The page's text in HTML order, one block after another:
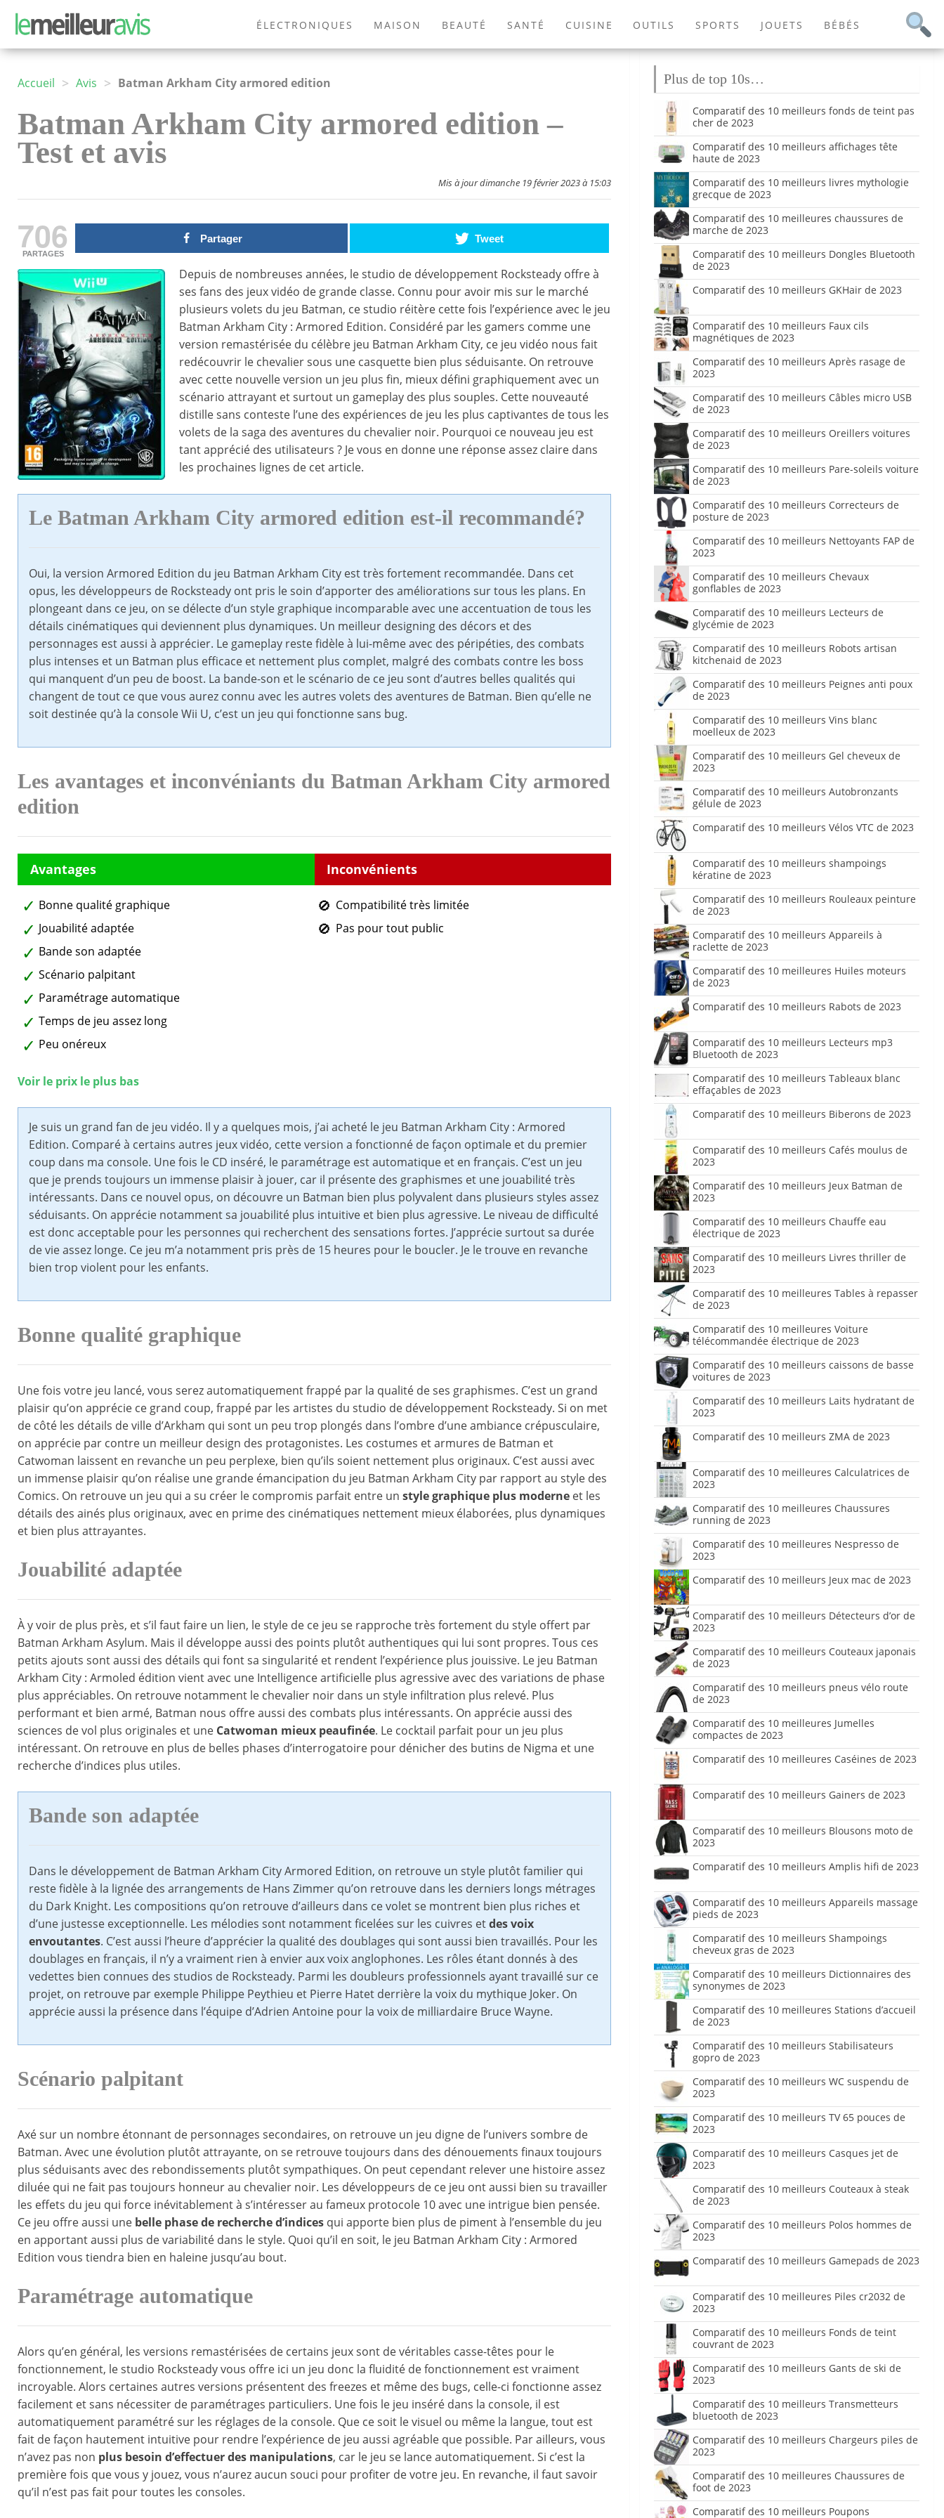
ÉLECTRONIQUES MAISON BEAUTÉ SANTÉ CUISINE OUTILS SPORTS JOUETS BÉBÉS
MODE EXTÉRIEUR ANIMAUX JEUX VIDÉOS LIVRES
Accueil > Avis > Batman Arkham City armored edition
Batman Arkham City armored edition –
Test et avis
Mis à jour dimanche 19 février 2023 à 15:03
706
PARTAGES
Partager Tweet
Depuis de nombreuses années, le studio de développement Rocksteady offre à
ses fans des jeux vidéo de grande classe. Connu pour avoir mis sur le marché
plusieurs volets du jeu Batman, ce studio réitère cette fois l’expérience avec le jeu
Batman Arkham City : Armored Edition. Considéré par les gamers comme une
version remastérisée du célèbre jeu Batman Arkham City, ce jeu vidéo nous fait
redécouvrir le chevalier sous une casquette bien plus séduisante. On retrouve
avec cette nouvelle version un jeu plus fin, mieux défini graphiquement avec un
scénario attrayant et surtout un gameplay des plus souples. Cette nouveauté
distille sans conteste l’une des expériences de jeu les plus captivantes de tous les
volets de la saga des aventures du chevalier noir. Pourquoi ce nouveau jeu est
tant apprécié des utilisateurs ? Je vous en donne une réponse assez claire dans
les prochaines lignes de cet article.
Le Batman Arkham City armored edition est-il recommandé?
Oui, la version Armored Edition du jeu Batman Arkham City est très fortement recommandée. Dans cet
opus, les développeurs de Rocksteady ont pris le soin d’apporter des améliorations sur tous les plans. En
plongeant dans ce jeu, on se délecte d’un style graphique incomparable avec une accentuation de tous les
détails cinématiques qui deviennent plus dynamiques. Un meilleur designing des décors et des
personnages est aussi à apprécier. Le gameplay reste fidèle à lui-même avec des péripéties, des combats
plus intenses et un Batman plus efficace et nettement plus complet, malgré des combats contre les boss
qui manquent d’un peu de boost. La bande-son et le scénario de ce jeu sont d’autres belles qualités qui
changent de tout ce que vous aurez connu avec les autres volets des aventures de Batman. Bien qu’elle ne
soit destinée qu’à la console Wii U, c’est un jeu qui fonctionne sans bug.
Les avantages et inconvéniants du Batman Arkham City armored
edition
Bonne qualité graphique
Jouabilité adaptée
Bande son adaptée
Scénario palpitant
Paramétrage automatique
Temps de jeu assez long
Peu onéreux
Compatibilité très limitée
Pas pour tout public
Voir le prix le plus bas
Je suis un grand fan de jeu vidéo. Il y a quelques mois, j’ai acheté le jeu Batman Arkham City : Armored
Edition. Comparé à certains autres jeux vidéo, cette version a fonctionné de façon optimale et du premier
coup dans ma console. Une fois le CD inséré, le paramétrage est automatique et en français. C’est un jeu
que je prends toujours un immense plaisir à jouer, car il présente des graphismes et une jouabilité très
intéressants. Dans ce nouvel opus, on découvre un Batman bien plus polyvalent dans plusieurs styles assez
séduisants. On apprécie notamment sa jouabilité plus intuitive et bien plus agressive. Le niveau de difficulté
est donc acceptable pour les personnes qui recherchent des sensations fortes. J’apprécie surtout sa durée
de vie assez longe. Ce jeu m’a notamment pris près de 15 heures pour le boucler. Je le trouve en revanche
bien trop violent pour les enfants.
Bonne qualité graphique
Une fois votre jeu lancé, vous serez automatiquement frappé par la qualité de ses graphismes. C’est un grand
plaisir qu’on apprécie ce grand coup, frappé par les artistes du studio de développement Rocksteady. Si on met
de côté les détails de ville d’Arkham qui sont un peu trop plongés dans l’ombre d’une ambiance crépusculaire,
on apprécie par contre un meilleur design des protagonistes. Les costumes et armures de Batman et
Catwoman laissent en revanche un peu perplexe, bien qu’ils soient nettement plus originaux. C’est aussi avec
un immense plaisir qu’on réalise une grande émancipation du jeu Batman Arkham City par rapport au style des
Comics. On retrouve un jeu qui a su créer le compromis parfait entre un style graphique plus moderne et les
détails des ainés plus originaux, avec en prime des cinématiques nettement mieux élaborées, plus dynamiques
et bien plus attrayantes.
Jouabilité adaptée
À y voir de plus près, et s’il faut faire un lien, le style de ce jeu se rapproche très fortement du style offert par
Batman Arkham Asylum. Mais il développe aussi des points plutôt authentiques qui lui sont propres. Tous ces
petits ajouts sont aussi des détails qui font sa singularité et rendent l’expérience plus jouissive. Le jeu Batman
Arkham City : Armoled édition vient avec une Intelligence artificielle plus agressive avec des variations de phase
plus appréciables. On retrouve notamment le chevalier noir dans un style infiltration plus relevé. Plus
performant et bien armé, Batman nous offre aussi des combats plus intéressants. On apprécie aussi des
sciences de vol plus originales et une Catwoman mieux peaufinée. Le cocktail parfait pour un jeu plus
intéressant. On retrouve en plus de belles phases d’interrogatoire pour dénicher des butins de Nigma et une
recherche d’indices plus utiles.
Bande son adaptée
Dans le développement de Batman Arkham City Armored Edition, on retrouve un style plutôt familier qui
reste fidèle à la lignée des arrangements de Hans Zimmer qu’on retrouve dans les derniers longs métrages
du Dark Knight. Les compositions qu’on retrouve d’ailleurs dans ce volet se montrent bien plus riches et
d’une justesse exceptionnelle. Les mélodies sont notamment ficelées sur les cuivres etdes voix
envoutantes. C’est aussi l’heure d’apprécier la qualité des doublages qui sont aussi bien travaillés. Pour les
doublages en français, il n’y a vraiment rien à envier aux voix anglophones. Les rôles étant donnés à des
vedettes bien connues des studios de Rocksteady. Parmi les doubleurs professionnels ayant travaillé sur ce
projet, on retrouve par exemple Philippe Peythieu et Pierre Hatet derrière la voix du mythique Joker. On
apprécie aussi la présence dans l’équipe d’Adrien Antoine pour la voix de milliardaire Bruce Wayne.
Scénario palpitant
Axé sur un nombre étonnant de personnages secondaires, on retrouve un jeu digne de l’univers sombre de
Batman. Avec une évolution plutôt attrayante, on se retrouve toujours dans des dénouements finaux toujours
plus séduisants avec des rebondissements plutôt sympathiques. On peut cependant relever une histoire assez
diluée qui ne fait pas toujours honneur au chevalier noir. Les développeurs de ce jeu ont aussi bien su travailler
les effets du jeu qui force inévitablement à s’intéresser au fameux protocole 10 avec une intrigue bien pensée.
Ce jeu offre aussi une belle phase de recherche d’indices qui apporte bien plus de piment à l’ensemble du jeu
en apportant aussi plus de variabilité dans le style. Quoi qu’il en soit, le jeu Batman Arkham City : Armored
Edition vous tiendra bien en haleine jusqu’au bout.
Paramétrage automatique
Alors qu’en général, les versions remastérisées de certains jeux sont de véritables casse-têtes pour le
fonctionnement, le studio Rocksteady vous offre ici un jeu donc la fluidité de fonctionnement est vraiment
incroyable. Alors certaines autres versions présentent des freezes et même des bugs, celle-ci fonctionne assez
facilement et sans nécessiter de paramétrages particuliers. Une fois le jeu inséré dans la console, il est
automatiquement paramétré sur les réglages de la console. Que ce soit le visuel ou même la langue, tout est
fait de façon hautement intuitive pour rendre l’expérience de jeu aussi agréable que possible. Par ailleurs, vous
n’avez pas non plus besoin d’effectuer des manipulations, car le jeu se lance automatiquement. Si c’est la
première fois que vous y jouez, vous n’aurez aucun souci pour profiter de votre jeu. En revanche, il faut savoir
qu’il n’est pas fait pour toutes les consoles.
Plus de top 10s…
Comparatif des 10 meilleurs fonds de teint pas
cher de 2023
Comparatif des 10 meilleurs affichages tête
haute de 2023
Comparatif des 10 meilleurs livres mythologie
grecque de 2023
Comparatif des 10 meilleures chaussures de
marche de 2023
Comparatif des 10 meilleurs Dongles Bluetooth
de 2023
Comparatif des 10 meilleurs GKHair de 2023
Comparatif des 10 meilleurs Faux cils
magnétiques de 2023
Comparatif des 10 meilleurs Après rasage de
2023
Comparatif des 10 meilleurs Câbles micro USB
de 2023
Comparatif des 10 meilleurs Oreillers voitures
de 2023
Comparatif des 10 meilleurs Pare-soleils voiture
de 2023
Comparatif des 10 meilleurs Correcteurs de
posture de 2023
Comparatif des 10 meilleurs Nettoyants FAP de
2023
Comparatif des 10 meilleurs Chevaux
gonflables de 2023
Comparatif des 10 meilleurs Lecteurs de
glycémie de 2023
Comparatif des 10 meilleurs Robots artisan
kitchenaid de 2023
Comparatif des 10 meilleurs Peignes anti poux
de 2023
Comparatif des 10 meilleurs Vins blanc
moelleux de 2023
Comparatif des 10 meilleurs Gel cheveux de
2023
Comparatif des 10 meilleurs Autobronzants
gélule de 2023
Comparatif des 10 meilleurs Vélos VTC de 2023
Comparatif des 10 meilleurs shampoings
kératine de 2023
Comparatif des 10 meilleurs Rouleaux peinture
de 2023
Comparatif des 10 meilleurs Appareils à
raclette de 2023
Comparatif des 10 meilleures Huiles moteurs
de 2023
Comparatif des 10 meilleurs Rabots de 2023
Comparatif des 10 meilleurs Lecteurs mp3
Bluetooth de 2023
Comparatif des 10 meilleurs Tableaux blanc
effaçables de 2023
Comparatif des 10 meilleurs Biberons de 2023
Comparatif des 10 meilleurs Cafés moulus de
2023
Comparatif des 10 meilleurs Jeux Batman de
2023
Comparatif des 10 meilleurs Chauffe eau
électrique de 2023
Comparatif des 10 meilleurs Livres thriller de
2023
Comparatif des 10 meilleures Tables à repasser
de 2023
Comparatif des 10 meilleures Voiture
télécommandée électrique de 2023
Comparatif des 10 meilleurs caissons de basse
voitures de 2023
Comparatif des 10 meilleurs Laits hydratant de
2023
Comparatif des 10 meilleurs ZMA de 2023
Comparatif des 10 meilleures Calculatrices de
2023
Comparatif des 10 meilleures Chaussures
running de 2023
Comparatif des 10 meilleures Nespresso de
2023
Comparatif des 10 meilleurs Jeux mac de 2023
Comparatif des 10 meilleurs Détecteurs d’or de
2023
Comparatif des 10 meilleurs Couteaux japonais
de 2023
Comparatif des 10 meilleurs pneus vélo route
de 2023
Comparatif des 10 meilleures Jumelles
compactes de 2023
Comparatif des 10 meilleures Caséines de 2023
Comparatif des 10 meilleurs Gainers de 2023
Comparatif des 10 meilleurs Blousons moto de
2023
Comparatif des 10 meilleurs Amplis hifi de 2023
Comparatif des 10 meilleurs Appareils massage
pieds de 2023
Comparatif des 10 meilleurs Shampoings
cheveux gras de 2023
Comparatif des 10 meilleurs Dictionnaires des
synonymes de 2023
Comparatif des 10 meilleures Stations d’accueil
de 2023
Comparatif des 10 meilleurs Stabilisateurs
gopro de 2023
Comparatif des 10 meilleurs WC suspendu de
2023
Comparatif des 10 meilleurs TV 65 pouces de
2023
Comparatif des 10 meilleurs Casques jet de
2023
Comparatif des 10 meilleurs Couteaux à steak
de 2023
Comparatif des 10 meilleurs Polos hommes de
2023
Comparatif des 10 meilleurs Gamepads de 2023
Comparatif des 10 meilleures Piles cr2032 de
2023
Comparatif des 10 meilleurs Fonds de teint
couvrant de 2023
Comparatif des 10 meilleurs Gants de ski de
2023
Comparatif des 10 meilleurs Transmetteurs
bluetooth de 2023
Comparatif des 10 meilleurs Chargeurs piles de
2023
Comparatif des 10 meilleures Chaussures de
foot de 2023
Comparatif des 10 meilleurs Poupons